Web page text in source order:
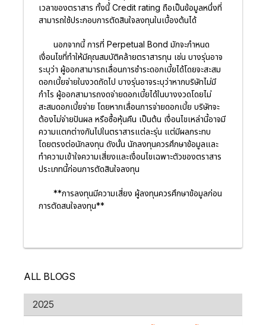
เวลาของตราสาร ทั้งนี้ Credit rating ถือเป็นข้อมูลหนึ่งที่
สามารถใช้ประกอบการตัดสินใจลงทุนในเบื้องต้นได้
นอกจากนี้ การที่ Perpetual Bond มักจะกำหนด
เงื่อนไขที่ทำให้มีคุณสมบัติคล้ายตราสารทุน เช่น บางรุ่นอาจ
ระบุว่า ผู้ออกสามารถเลื่อนการชำระดอกเบี้ยได้โดยจะสะสม
ดอกเบี้ยจ่ายในงวดถัดไป บางรุ่นอาจระบุว่าหากบริษัทไม่มี
กำไร ผู้ออกสามารถงดจ่ายดอกเบี้ยได้ในบางงวดโดยไม่
สะสมดอกเบี้ยจ่าย โดยหากเลื่อนการจ่ายดอกเบี้ย บริษัทจะ
ต้องไม่จ่ายปันผล หรือซื้อหุ้นคืน เป็นต้น เงื่อนไขเหล่านี้อาจมี
ความแตกต่างกันไปในตราสารแต่ละรุ่น แต่มีผลกระทบ
โดยตรงต่อนักลงทุน ดังนั้น นักลงทุนควรศึกษาข้อมูลและ
ทำความเข้าใจความเสี่ยงและเงื่อนไขเฉพาะตัวของตราสาร
ประเภทนี้ก่อนการตัดสินใจลงทุน
**การลงทุนมีความเสี่ยง ผู้ลงทุนควรศึกษาข้อมูลก่อน
การตัดสนใจลงทุน**
ALL BLOGS
2025